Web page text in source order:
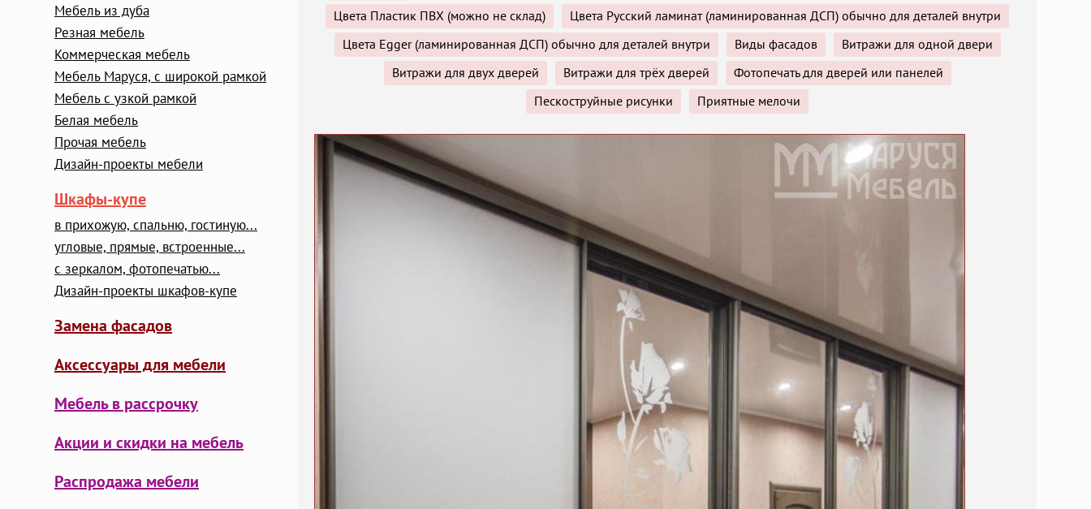
Мебель из дуба
Резная мебель
Коммерческая мебель
Мебель Маруся, с широкой рамкой
Мебель с узкой рамкой
Белая мебель
Прочая мебель
Дизайн-проекты мебели
Шкафы-купе
в прихожую, спальню, гостиную...
угловые, прямые, встроенные...
с зеркалом, фотопечатью...
Дизайн-проекты шкафов-купе
Замена фасадов
Аксессуары для мебели
Мебель в рассрочку
Акции и скидки на мебель
Распродажа мебели
Цвета Пластик ПВХ (можно не склад)
Цвета Русский ламинат (ламинированная ДСП) обычно для деталей внутри
Цвета Egger (ламинированная ДСП) обычно для деталей внутри
Виды фасадов
Витражи для одной двери
Витражи для двух дверей
Витражи для трёх дверей
Фотопечать для дверей или панелей
Пескоструйные рисунки
Приятные мелочи